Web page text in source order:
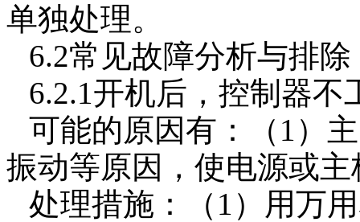
单独处理。
6.2常见故障分析与排除
6.2.1开机后，控制器不
可能的原因有：（1）
振动等原因，使电源或
处理措施：（1）用万